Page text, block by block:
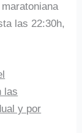
las 22:30h,
las
y por